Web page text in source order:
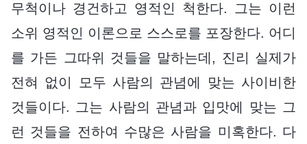
무척이나 경건하고 영적인 척한다. 그는 이런
소위 영적인 이론으로 스스로를 포장한다. 어디
를 가든 그따위 것들을 말하는데, 진리 실제가
전혀 없이 모두 사람의 관념에 맞는 사이비한
것들이다. 그는 사람의 관념과 입맛에 맞는 그
런 것들을 전하여 수많은 사람을 미혹한다. 다